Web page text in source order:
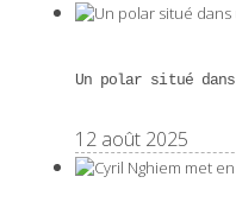
Un polar situé
12 août 2025